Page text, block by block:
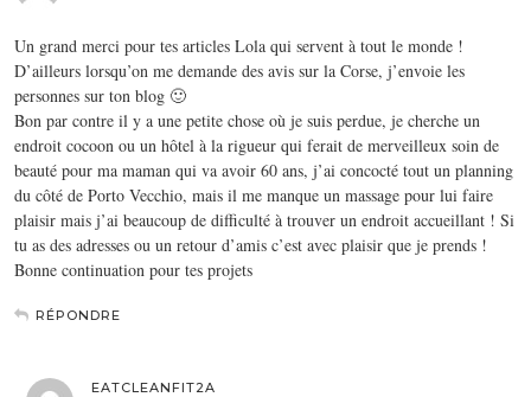
Un grand merci pour tes articles Lola qui servent à tout le monde !
D’ailleurs lorsqu’on me demande des avis sur la Corse, j’envoie les
personnes sur ton blog 🙂
Bon par contre il y a une petite chose où je suis perdue, je cherche un
endroit cocoon ou un hôtel à la rigueur qui ferait de merveilleux soin de
beauté pour ma maman qui va avoir 60 ans, j’ai concocté tout un planning
du côté de Porto Vecchio, mais il me manque un massage pour lui faire
plaisir mais j’ai beaucoup de difficulté à trouver un endroit accueillant ! Si
tu as des adresses ou un retour d’amis c’est avec plaisir que je prends !
Bonne continuation pour tes projets
RÉPONDRE
EATCLEANFIT2A